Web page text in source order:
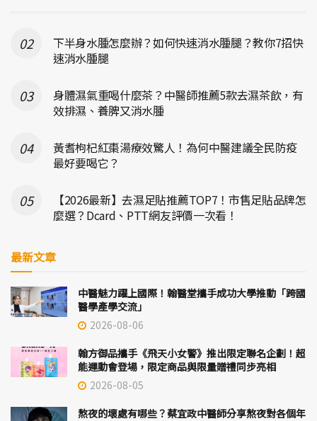
下半身水腫怎麼辦？如何快速消水腫腿？教你7招快
速消水腫腿
身體濕氣重喝什麼茶？中醫師推薦5款去濕茶飲，有
效排濕、養脾又消水腫
黃耆枸杞紅棗湯療效驚人！為何中醫建議全民防疫
最好要喝它？
【2026最新】去濕足貼推薦TOP7！市售足貼品牌怎
麼選？Dcard、PTT網友評價一次看！
最新文章
中醫魅力躍上國際！翰醫堂攜手成功大學推動「跨國
醫學產學交流」
2026-08-06
翰方御品攜手《飛天小女警》推出限定聯名企劃！超
能運動會登場，限定商品與限量贈禮同步亮相
2026-08-05
熬夜的壞處有哪些？蔡宜政中醫師分享熬夜對各個年